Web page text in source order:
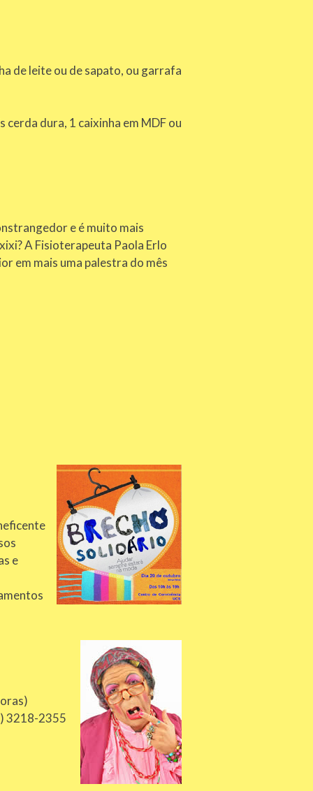
de leite ou de sapato, ou garrafa
cerda dura, 1 caixinha em MDF ou
e é muito mais
A Fisioterapeuta Paola Erlo
em mais uma palestra do mês
e
3218-2355